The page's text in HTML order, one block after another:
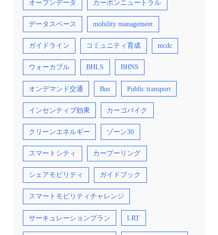
ます。近年ではマンチェスターの成功例から、
バスサービスを行政主導に戻す都市や、フラン
チャイズ化を検討する動きが国内他都市にも広
がっており、英国内では優れた先進事例に学ぶ
好循環が続いています。 TfGMのオフィス内に
設けられたコントロールセンターでは、市内を
走るバスやトラムの状況が常にモニタリングさ
れている 出典② 【資料・参考情報】 ①Future
Transport Network（2019.6.24 Greater
Manchester Combined Authority） ②IBS撮影
③Greater Manchester Transport Strategy
2040（2021.1 TfGM） ④牧村和彦（2022）：
連携「競争から共創」急げ、メルクマール、
2022年5月11日
Manchester Evening News） ③New Bee Network
map reveals high frequency bus and tram routes
together for the first (2025.3.15 TfGM) ④Greater
Manchester Transport Strategy 2040（2021.1
TfGM）
ーンによって掲げられた選挙公約で、当選した
2016年から実施され、バスとトラムの運賃は
2025年現在も変わっていません。選挙によって
市民から公共交通のあり方が注目されること
も、高度に発達したロンドンンの公共交通を支
えていると言えるでしょう。 ロンドンでは、公
共交通へのアクセシビリティの高いエリアが郊
外部でも確保されていることが可視化されてい
るPublic transport access level (PTAL) in London,
autumn 2023.（出典②） 【資料・参考情報】
①London’s Bus Contracting and Tendering Process,
Transport for London ②Travel in London 2024
オープンデータ カーボンニュートラル
データスペース mobility management
ガイドライン コミュニティ育成 mcdc
ウォーカブル BHLS BHNS
オンデマンド交通 Bus Public transport
インセンティブ効果 カーゴバイク
クリーンエネルギー ゾーン30
スマートシティ カープーリング
シェアモビリティ ガイドブック
スマートモビリティチャレンジ
サーキュレーションプラン LRT